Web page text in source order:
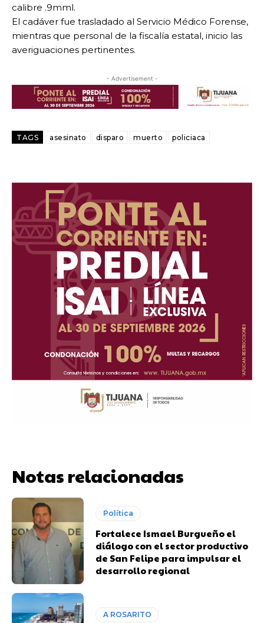
calibre .9mml.
El cadáver fue trasladado al Servicio Médico Forense,
mientras que personal de la fiscalía estatal, inicio las
averiguaciones pertinentes.
- Advertisement -
TAGS asesinato disparo muerto policiaca
Notas relacionadas
Política
Fortalece Ismael Burgueño el
diálogo con el sector productivo
de San Felipe para impulsar el
desarrollo regional
A ROSARITO